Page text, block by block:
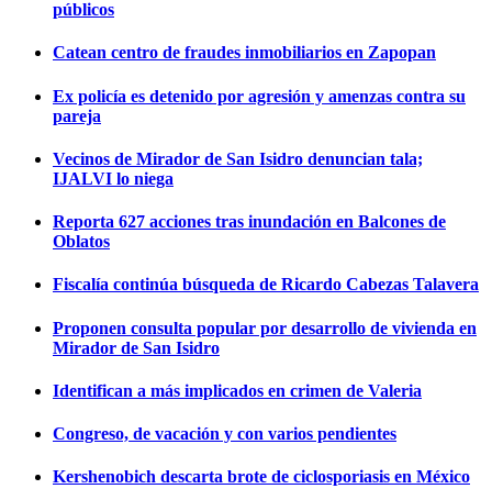
públicos
Catean centro de fraudes inmobiliarios en Zapopan
Ex policía es detenido por agresión y amenzas contra su
pareja
Vecinos de Mirador de San Isidro denuncian tala;
IJALVI lo niega
Reporta 627 acciones tras inundación en Balcones de
Oblatos
Fiscalía continúa búsqueda de Ricardo Cabezas Talavera
Proponen consulta popular por desarrollo de vivienda en
Mirador de San Isidro
Identifican a más implicados en crimen de Valeria
Congreso, de vacación y con varios pendientes
Kershenobich descarta brote de ciclosporiasis en México